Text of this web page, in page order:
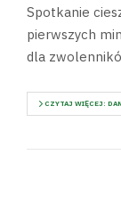
Spotkanie
pierwszych
dla
CZYTAJ WIĘCEJ: